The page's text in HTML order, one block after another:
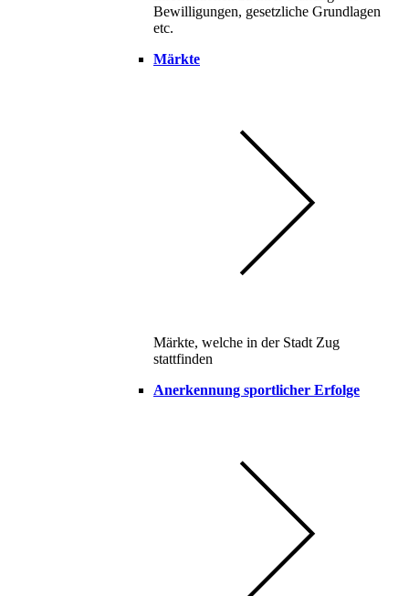
Bewilligungen, gesetzliche Grundlagen
etc.
Märkte
Märkte, welche in der Stadt Zug
stattfinden
Anerkennung sportlicher Erfolge